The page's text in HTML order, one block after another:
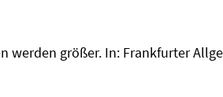
werden größer. In: Frankfurter